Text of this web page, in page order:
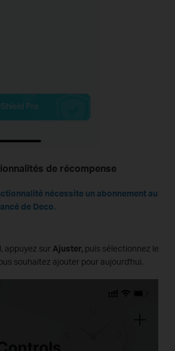
de récompense
nécessite un abonnement au
de Deco.
appuyez sur Ajuster, puis sélectionnez le
souhaitez ajouter pour aujourd'hui.